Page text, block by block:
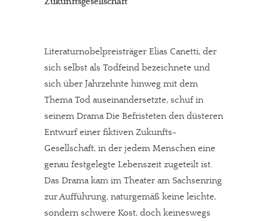
Literaturnobelpreisträger Elias Canetti, der
sich selbst als Todfeind bezeichnete und
sich über Jahrzehnte hinweg mit dem
Thema Tod auseinandersetzte, schuf in
seinem Drama Die Befristeten den düsteren
Entwurf einer fiktiven Zukunfts-
Gesellschaft, in der jedem Menschen eine
genau festgelegte Lebenszeit zugeteilt ist.
Das Drama kam im Theater am Sachsenring
zur Aufführung, naturgemäß keine leichte,
sondern schwere Kost, doch keineswegs